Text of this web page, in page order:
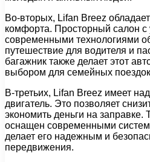
Во-вторых, Lifan Breez
комфорта. Просторный салон
современными технологиями
путешествие для водителя и
багажник также делает этот
выбором для семейных
В-третьих, Lifan Breez имеет
двигатель. Это позволяет
экономить деньги на заправке.
оснащен современными
делает его надежным и
передвижения.